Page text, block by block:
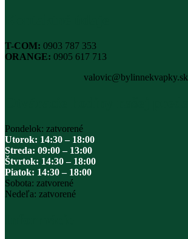
T-COM: 0903 787 353
ORANGE: 0905 617 713
valovic@bylinnekvapky.sk
Pondelok: zatvorené
Utorok: 14:30 – 18:00
Streda: 09:00 – 13:00
Štvrtok: 14:30 – 18:00
Piatok: 14:30 – 18:00
Sobota: zatvorené
Nedeľa: zatvorené